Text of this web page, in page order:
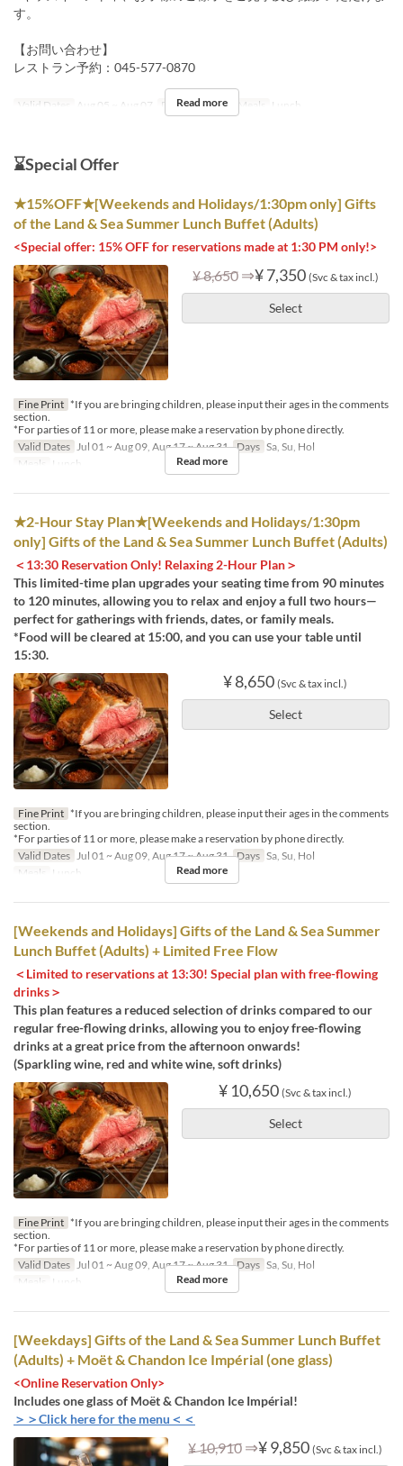
す。
【お問い合わせ】
レストラン予約：045-577-0870
Valid Dates Aug 05 ~ Aug 07 Days W, Th, F Meals Lunch
Read more
⌛Special Offer
★15%OFF★[Weekends and Holidays/1:30pm only] Gifts
of the Land & Sea Summer Lunch Buffet (Adults)
<Special offer: 15% OFF for reservations made at 1:30 PM only!>
¥ 8,650 ⇒¥ 7,350 (Svc & tax incl.)
Select
Fine Print *If you are bringing children, please input their ages in the comments
section.
*For parties of 11 or more, please make a reservation by phone directly.
Valid Dates Jul 01 ~ Aug 09, Aug 17 ~ Aug 31 Days Sa, Su, Hol
Meals
Lunch Read more
★2-Hour Stay Plan★[Weekends and Holidays/1:30pm
only] Gifts of the Land & Sea Summer Lunch Buffet (Adults)
＜13:30 Reservation Only! Relaxing 2-Hour Plan＞
This limited-time plan upgrades your seating time from 90 minutes
to 120 minutes, allowing you to relax and enjoy a full two hours—
perfect for gatherings with friends, dates, or family meals.
*Food will be cleared at 15:00, and you can use your table until
15:30.
¥ 8,650 (Svc & tax incl.)
Select
Fine Print *If you are bringing children, please input their ages in the comments
section.
*For parties of 11 or more, please make a reservation by phone directly.
Valid Dates Jul 01 ~ Aug 09, Aug 17 ~ Aug 31 Days Sa, Su, Hol
Meals
Lunch Read more
[Weekends and Holidays] Gifts of the Land & Sea Summer
Lunch Buffet (Adults) + Limited Free Flow
＜Limited to reservations at 13:30! Special plan with free-flowing
drinks＞
This plan features a reduced selection of drinks compared to our
regular free-flowing drinks, allowing you to enjoy free-flowing
drinks at a great price from the afternoon onwards!
(Sparkling wine, red and white wine, soft drinks)
¥ 10,650 (Svc & tax incl.)
Select
Fine Print *If you are bringing children, please input their ages in the comments
section.
*For parties of 11 or more, please make a reservation by phone directly.
Valid Dates
Jul 01 ~ Aug 09, Aug 17 ~ Aug 31 Days Sa, Su, Hol
Meals
Lunch Read more
[Weekdays] Gifts of the Land & Sea Summer Lunch Buffet
(Adults) + Moët & Chandon Ice Impérial (one glass)
<Online Reservation Only>
Includes one glass of Moët & Chandon Ice Impérial!
＞＞Click here for the menu＜＜
¥ 10,910 ⇒¥ 9,850 (Svc & tax incl.)